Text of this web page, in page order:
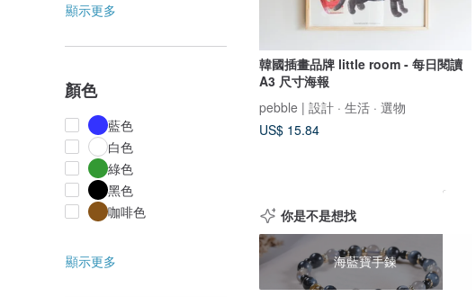
顯示更多
顏色
藍色
白色
綠色
黑色
咖啡色
顯示更多
韓國插畫品牌 little room - 每日閱讀
A3 尺寸海報
pebble | 設計 · 生活 · 選物
US$ 15.84
你是不是想找
海藍寶手鍊